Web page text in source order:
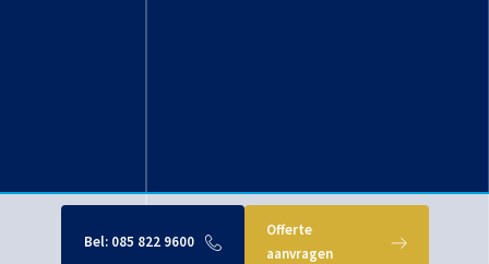
Bel: 085 822 9600
Offerte
aanvragen